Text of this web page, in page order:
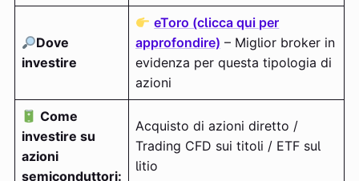
Dove
investire
eToro (clicca qui per
approfondire) – Miglior broker in
evidenza per questa tipologia di
azioni
Come
investire su
azioni
semiconduttori:
Acquisto di azioni diretto /
Trading CFD sui titoli / ETF sul
litio